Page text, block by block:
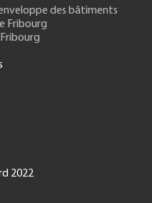
des bâtiments
Fribourg
Fribourg
2022